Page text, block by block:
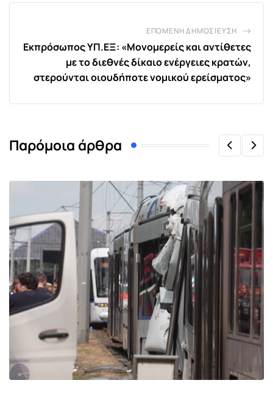
ΕΠΌΜΕΝΗ ΔΗΜΟΣΊΕΥΣΗ
Εκπρόσωπος ΥΠ.ΕΞ: «Μονομερείς και αντίθετες
με το διεθνές δίκαιο ενέργειες κρατών,
στερούνται οιουδήποτε νομικού ερείσματος»
Παρόμοια άρθρα